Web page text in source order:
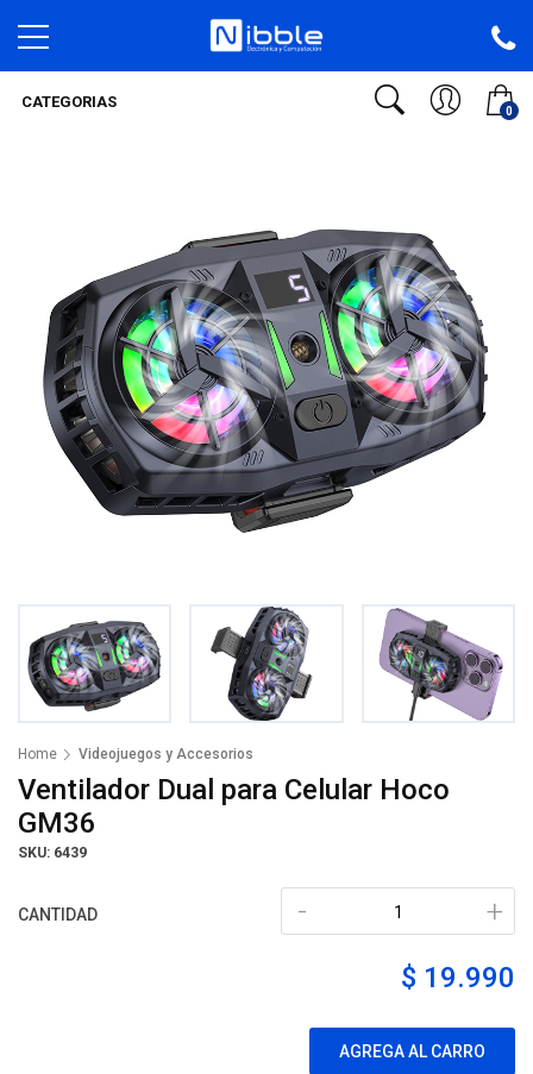
0
CATEGORIAS
Home Videojuegos y Accesorios
Ventilador Dual para Celular Hoco
GM36
SKU: 6439
CANTIDAD +
-
$ 19.990
AGREGA AL CARRO